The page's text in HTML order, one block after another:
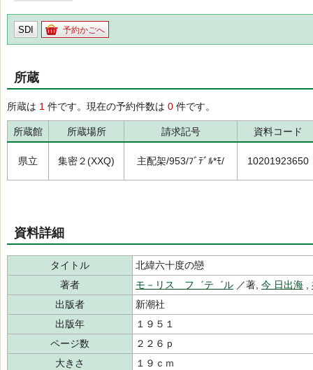
SDI 予約かごへ
所蔵
所蔵は 1 件です。現在の予約件数は 0 件です。
所蔵館 所蔵場所 請求記号 資料コード
県立 集密２(XXQ) 主配架/953/ﾌﾞﾃﾞﾙ*ﾓ/ 10201923650
資料詳細
タイトル
北緯六十度の戀
著者
モ－リス フ゛テ゛ル ／著, 今 日出海
出版者
新潮社
出版年
１９５１
ページ数
２２６ｐ
大きさ
１９ｃｍ